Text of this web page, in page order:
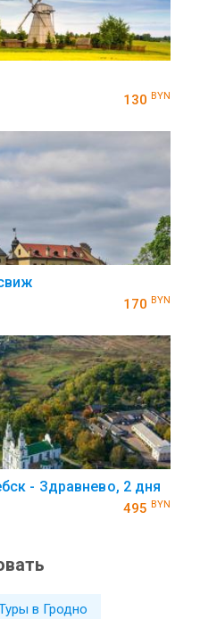
130 BYN
170 BYN
- Здравнево, 2 дня
495 BYN
в Гродно